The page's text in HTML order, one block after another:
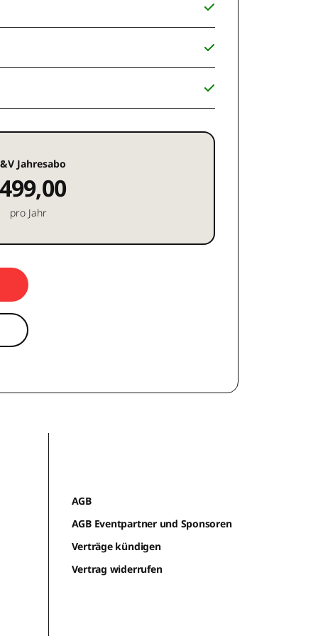
Jahresabo
499,00
pro Jahr
AGB
AGB Eventpartner und Sponsoren
Verträge kündigen
Vertrag widerrufen